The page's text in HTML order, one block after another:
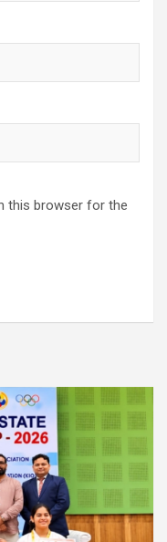
this browser for the